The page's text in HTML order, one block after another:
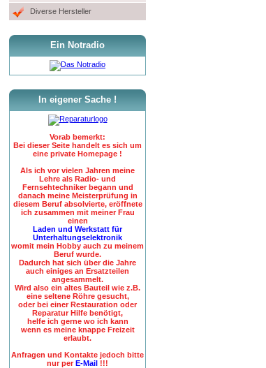
Diverse Hersteller
Ein Notradio
In eigener Sache !
Vorab bemerkt:
Bei dieser Seite handelt es sich um
eine private Homepage !
Als ich vor vielen Jahren meine
Lehre als Radio- und
Fernsehtechniker begann und
danach meine Meisterprüfung in
diesem Beruf absolvierte, eröffnete
ich zusammen mit meiner Frau
einen
Laden und Werkstatt für
Unterhaltungselektronik
womit mein Hobby auch zu meinem
Beruf wurde.
Dadurch hat sich über die Jahre
auch einiges an Ersatzteilen
angesammelt.
Wird also ein altes Bauteil wie z.B.
eine seltene Röhre gesucht,
oder bei einer Restauration oder
Reparatur Hilfe benötigt,
helfe ich gerne wo ich kann
wenn es meine knappe Freizeit
erlaubt.
Anfragen und Kontakte jedoch bitte
nur per E-Mail !!!